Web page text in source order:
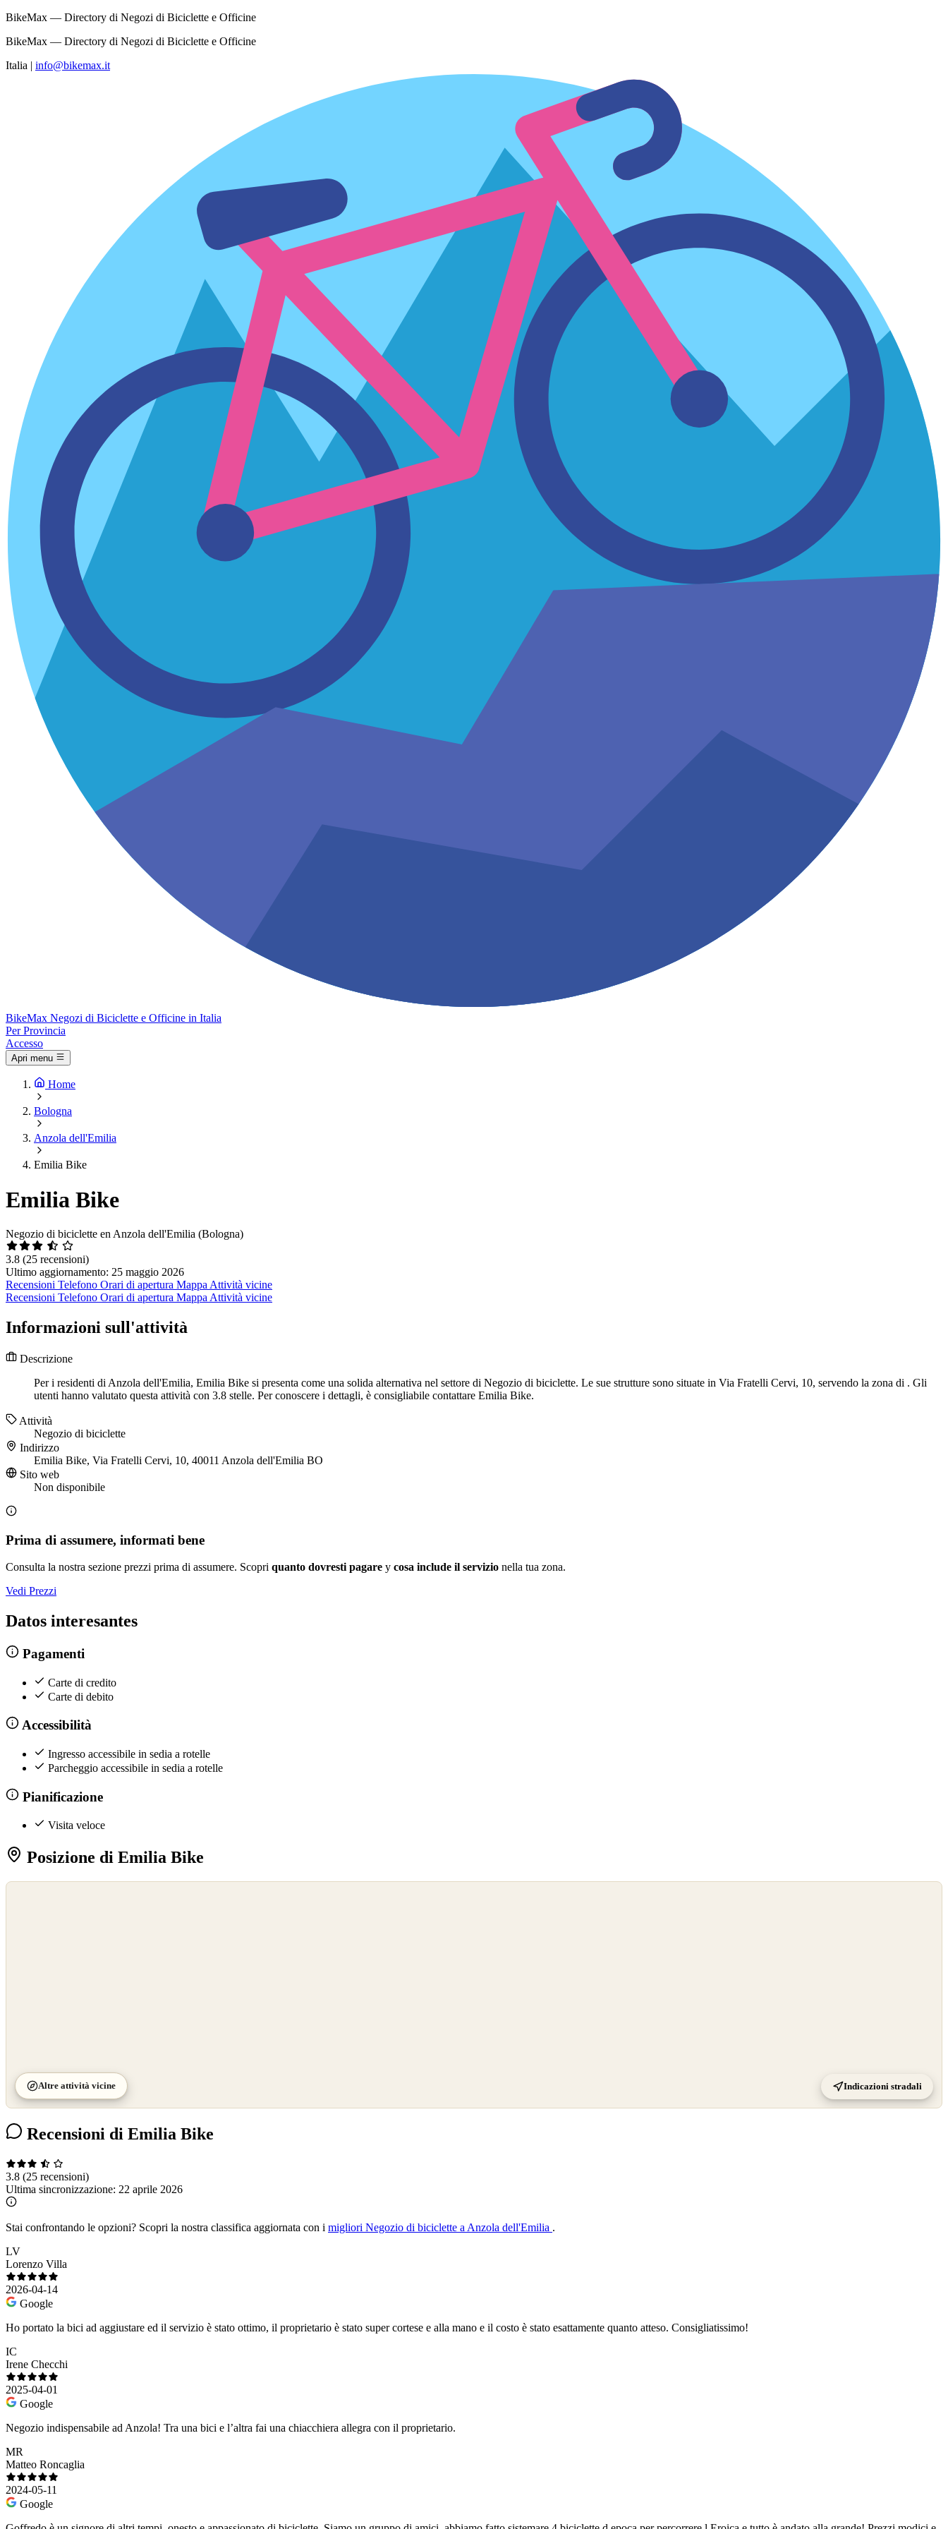
BikeMax — Directory di Negozi di Biciclette e Officine
BikeMax — Directory di Negozi di Biciclette e Officine
Italia | info@bikemax.it
BikeMax Negozi di Biciclette e Officine in Italia
Per Provincia
Accesso
Apri menu
Home
Bologna
Anzola dell'Emilia
Emilia Bike
Emilia Bike
Negozio di biciclette en Anzola dell'Emilia (Bologna)
3.8 (25 recensioni)
Ultimo aggiornamento: 25 maggio 2026
Recensioni Telefono Orari di apertura Mappa Attività vicine
Recensioni Telefono Orari di apertura Mappa Attività vicine
Informazioni sull'attività
Descrizione
Per i residenti di Anzola dell'Emilia, Emilia Bike si presenta come una solida alternativa nel settore di Negozio di biciclette. Le sue strutture sono situate in Via Fratelli Cervi, 10, servendo la zona di . Gli
utenti hanno valutato questa attività con 3.8 stelle. Per conoscere i dettagli, è consigliabile contattare Emilia Bike.
Attività
Negozio di biciclette
Indirizzo
Emilia Bike, Via Fratelli Cervi, 10, 40011 Anzola dell'Emilia BO
Sito web
Non disponibile
Prima di assumere, informati bene
Consulta la nostra sezione prezzi prima di assumere. Scopri quanto dovresti pagare y cosa include il servizio nella tua zona.
Vedi Prezzi
Datos interesantes
Pagamenti
Carte di credito
Carte di debito
Accessibilità
Ingresso accessibile in sedia a rotelle
Parcheggio accessibile in sedia a rotelle
Pianificazione
Visita veloce
Posizione di Emilia Bike
Altre attività vicine Indicazioni stradali
Recensioni di Emilia Bike
3.8 (25 recensioni)
Ultima sincronizzazione: 22 aprile 2026
Stai confrontando le opzioni? Scopri la nostra classifica aggiornata con i migliori Negozio di biciclette a Anzola dell'Emilia .
LV
Lorenzo Villa
2026-04-14
Google
Ho portato la bici ad aggiustare ed il servizio è stato ottimo, il proprietario è stato super cortese e alla mano e il costo è stato esattamente quanto atteso. Consigliatissimo!
IC
Irene Checchi
2025-04-01
Google
Negozio indispensabile ad Anzola! Tra una bici e l’altra fai una chiacchiera allegra con il proprietario.
MR
Matteo Roncaglia
2024-05-11
Google